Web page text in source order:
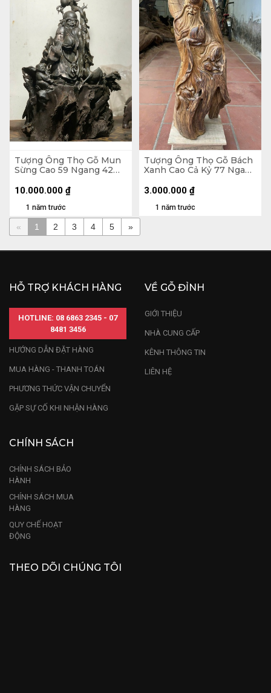
Tượng Ông Thọ Gỗ Mun
Sừng Cao 59 Ngang 42
1 năm trước
10.000.000 ₫
Tượng Ông Thọ Gỗ Bách
Xanh Cao Cả Kỷ 77 Ngang
(cm)
1 năm trước
3.000.000 ₫
« 1 2 3 4 5 »
HỖ TRỢ KHÁCH HÀNG
HOTLINE: 08 6863 2345 - 07
8481 3456
HƯỚNG DẪN ĐẶT HÀNG
MUA HÀNG - THANH TOÁN
PHƯƠNG THỨC VẬN CHUYỂN
GẶP SỰ CỐ KHI NHẬN HÀNG
VỀ GỖ ĐỈNH
GIỚI THIỆU
NHÀ CUNG CẤP
KÊNH THÔNG TIN
LIÊN HỆ
CHÍNH SÁCH
CHÍNH SÁCH BẢO
HÀNH
CHÍNH SÁCH MUA
HÀNG
QUY CHẾ HOẠT
ĐỘNG
THEO DÕI CHÚNG TÔI